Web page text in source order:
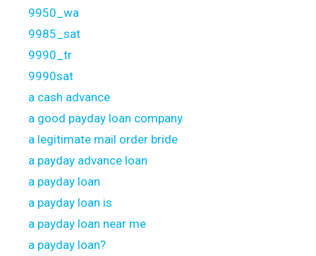
9950_wa
9985_sat
9990_tr
9990sat
a cash advance
a good payday loan company
a legitimate mail order bride
a payday advance loan
a payday loan
a payday loan is
a payday loan near me
a payday loan?